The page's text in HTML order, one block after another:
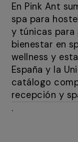
En Pink Ant
spa para
y túnicas
bienestar en
wellness y
España y la
catálogo
recepción y
.